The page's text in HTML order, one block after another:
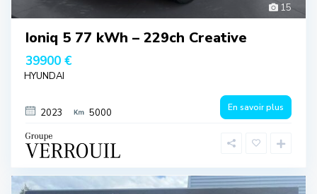
15
Ioniq 5 77 kWh – 229ch Creative
39900 €
HYUNDAI
2023 5000 En savoir plus